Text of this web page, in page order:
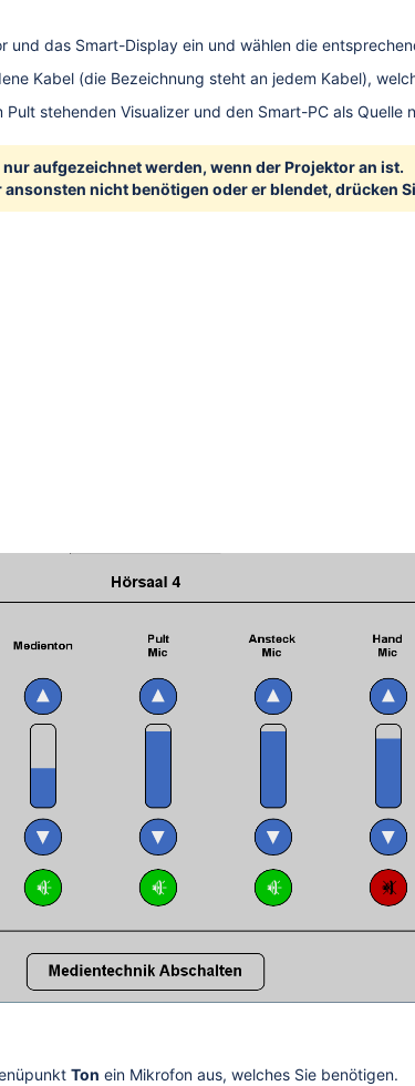
und das Smart-Display ein und wählen die
Kabel (die Bezeichnung steht an jedem Kabel),
stehenden Visualizer und den Smart-PC als Quelle
aufgezeichnet werden, wenn der Projektor an ist.
ansonsten nicht benötigen oder er blendet, drücken
Ton ein Mikrofon aus, welches Sie benötigen.